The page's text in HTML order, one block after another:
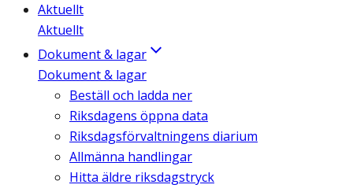
Aktuellt
Aktuellt
Dokument & lagar
Dokument & lagar
Beställ och ladda ner
Riksdagens öppna data
Riksdagsförvaltningens diarium
Allmänna handlingar
Hitta äldre riksdagstryck